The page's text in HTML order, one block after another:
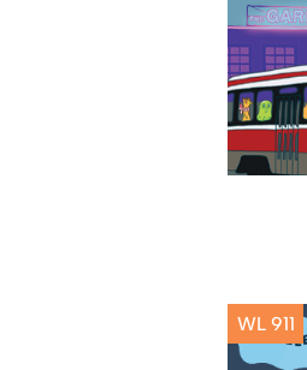
WL 911